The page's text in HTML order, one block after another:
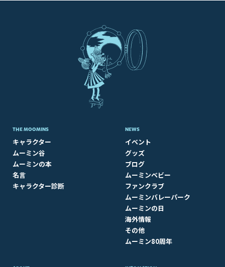
THE MOOMINS
キャラクター
ムーミン谷
ムーミンの本
名言
キャラクター診断
NEWS
イベント
グッズ
ブログ
ムーミンベビー
ファンクラブ
ムーミンバレーパーク
ムーミンの日
海外情報
その他
ムーミン80周年